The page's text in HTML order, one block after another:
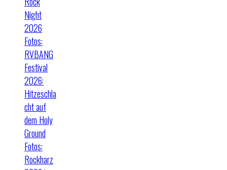
Night
2026
Fotos:
RVBANG
Festival
2026:
Hitzeschla
cht auf
dem Holy
Ground
Fotos:
Rockharz